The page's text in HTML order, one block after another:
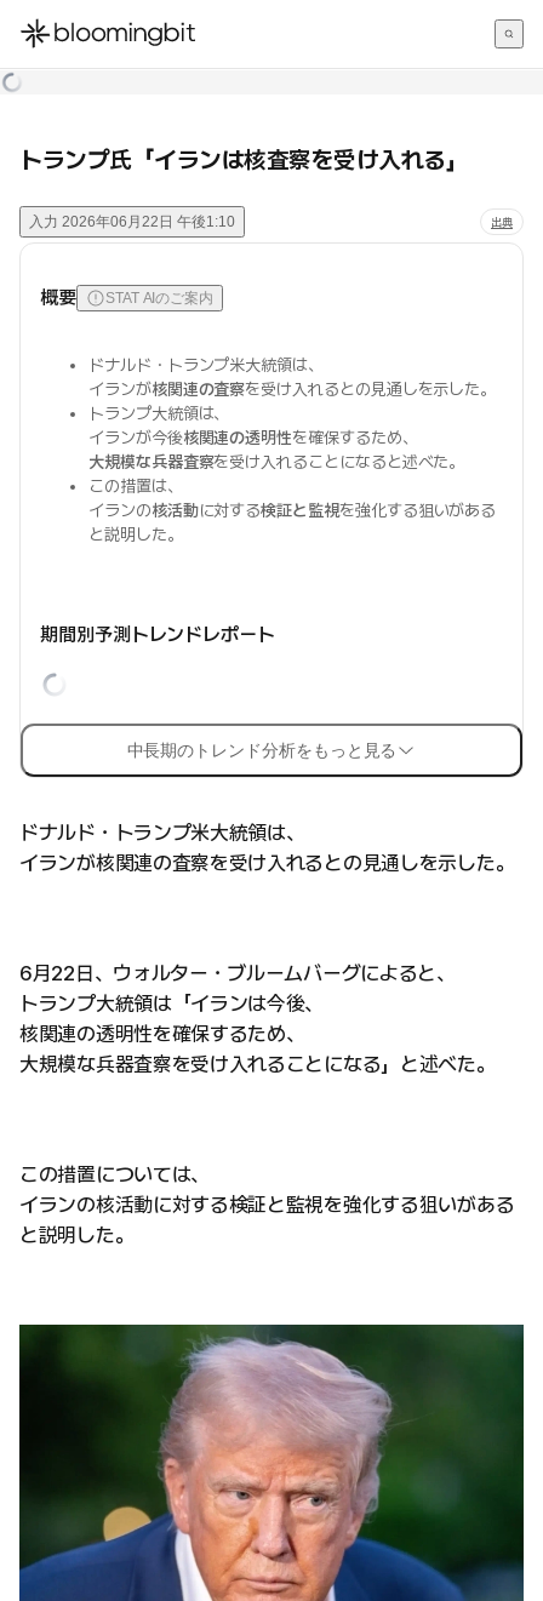
한국어
トランプ氏「イランは核査察を受け入れる」
入力 2026年06月22日 午後1:10 出典
概要 STAT AIのご案内
ドナルド・トランプ米大統領は、
イランが核関連の査察を受け入れるとの見通しを示した。
トランプ大統領は、
イランが今後核関連の透明性を確保するため、
大規模な兵器査察を受け入れることになると述べた。
この措置は、
イランの核活動に対する検証と監視を強化する狙いがある
と説明した。
期間別予測トレンドレポート
中長期のトレンド分析をもっと見る
ドナルド・トランプ米大統領は、
イランが核関連の査察を受け入れるとの見通しを示した。
6月22日、ウォルター・ブルームバーグによると、
トランプ大統領は「イランは今後、
核関連の透明性を確保するため、
大規模な兵器査察を受け入れることになる」と述べた。
この措置については、
イランの核活動に対する検証と監視を強化する狙いがある
と説明した。